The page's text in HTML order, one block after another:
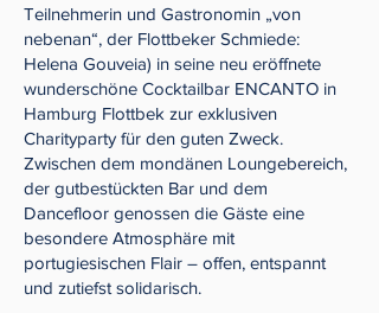
Teilnehmerin und Gastronomin „von
nebenan“, der Flottbeker Schmiede:
Helena Gouveia) in seine neu eröffnete
wunderschöne Cocktailbar ENCANTO in
Hamburg Flottbek zur exklusiven
Charityparty für den guten Zweck.
Zwischen dem mondänen Loungebereich,
der gutbestückten Bar und dem
Dancefloor genossen die Gäste eine
besondere Atmosphäre mit
portugiesischen Flair – offen, entspannt
und zutiefst solidarisch.